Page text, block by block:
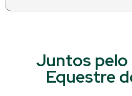
Juntos
Equestre